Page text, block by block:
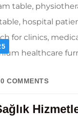
0 COMMENTS